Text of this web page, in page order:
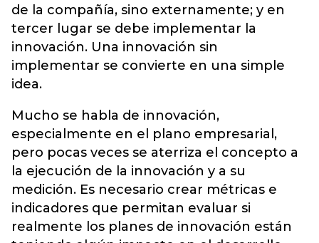
de la compañía, sino externamente; y en
tercer lugar se debe implementar la
innovación. Una innovación sin
implementar se convierte en una simple
idea.
Mucho se habla de innovación,
especialmente en el plano empresarial,
pero pocas veces se aterriza el concepto a
la ejecución de la innovación y a su
medición. Es necesario crear métricas e
indicadores que permitan evaluar si
realmente los planes de innovación están